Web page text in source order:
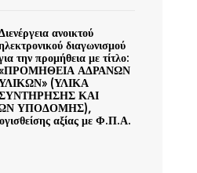
ανοικτού
διαγωνισμού
την προμήθεια με τίτλο:
ΑΔΡΑΝΩΝ
(ΥΛΙΚΑ
ΚΑΙ
ΥΠΟΔΟΜΗΣ),
αξίας με Φ.Π.Α.